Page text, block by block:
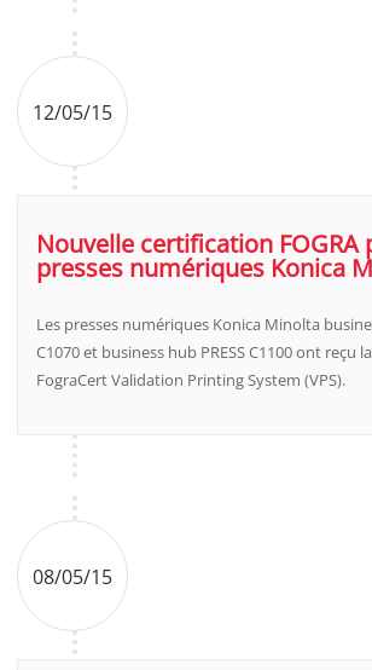
12/05/15
Nouvelle certification FOGRA
presses numériques Konica
Les presses numériques Konica Minolta
C1070 et business hub PRESS C1100 ont reçu
FograCert Validation Printing System (VPS).
08/05/15